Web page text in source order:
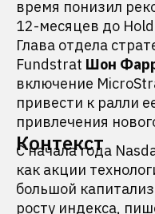
время понизил
12-месяцев до
Глава отдела
Fundstrat Шон
включение
привести к ралли
привлечения
Контекст
С начала года
как акции
большой
росту индекса,